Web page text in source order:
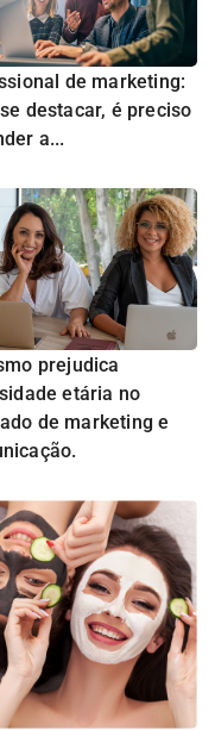
de marketing:
destacar, é preciso
a...
prejudica
etária no
de marketing e